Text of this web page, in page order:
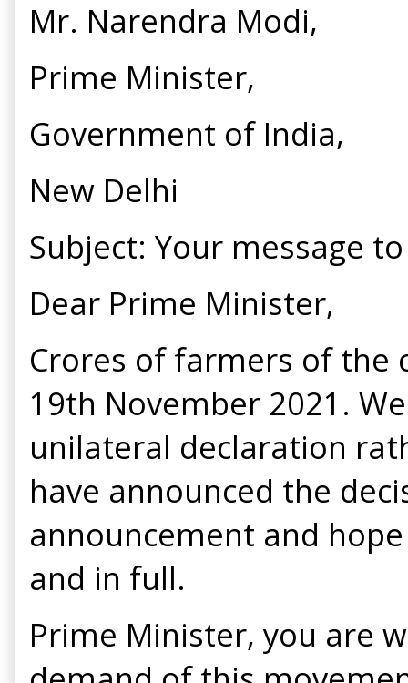
Mr. Narendra Modi,
Prime Minister,
Government of India,
New Delhi
Subject: Your message
Dear Prime Minister,
Crores of farmers of the
19th November 2021.
unilateral declaration
have announced the
announcement and
and in full.
Prime Minister, you are